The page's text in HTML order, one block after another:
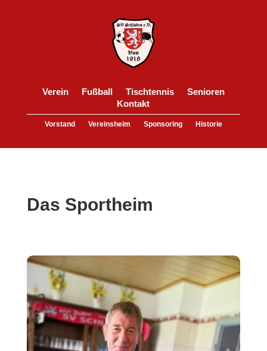
Verein Fußball Tischtennis
Senioren
Kontakt
Vorstand Vereinsheim Sponsoring Historie
Das Sportheim